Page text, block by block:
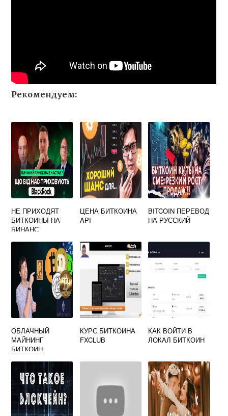
Рекомендуем:
НЕ ПРИХОДЯТ
БИТКОИНЫ НА
БИНАНС
ЦЕНА БИТКОИНА
API
BITCOIN ПЕРЕВОД
НА РУССКИЙ
ОБЛАЧНЫЙ
МАЙНИНГ
БИТКОИН
КУРС БИТКОИНА
FXCLUB
КАК ВОЙТИ В
ЛОКАЛ БИТКОИН